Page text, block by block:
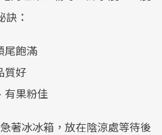
：
尾飽滿
質好
有果粉佳
著冰冰箱，放在陰涼處等待後